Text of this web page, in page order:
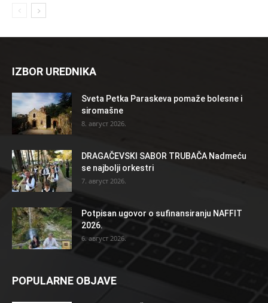
IZBOR UREDNIKA
Sveta Petka Paraskeva pomaže bolesne i
siromašne
8. август 2026.
DRAGAČEVSKI SABOR TRUBAČA Nadmeću
se najbolji orkestri
7. август 2026.
Potpisan ugovor o sufinansiranju NAFFIT
2026.
6. август 2026.
POPULARNE OBJAVE